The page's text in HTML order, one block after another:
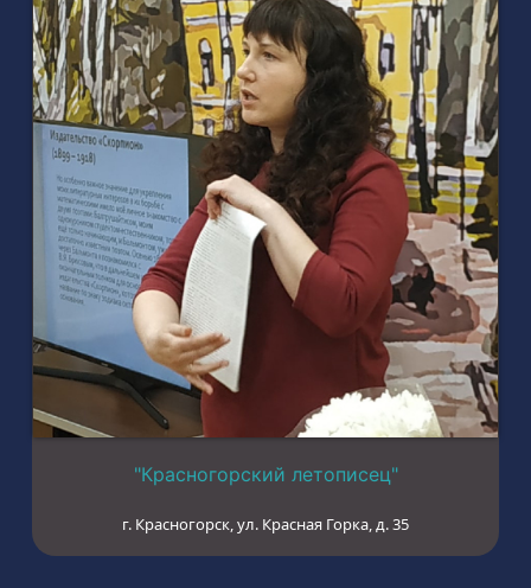
"Красногорский летописец"
г. Красногорск, ул. Красная Горка, д. 35